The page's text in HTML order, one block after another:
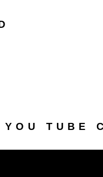
TUBE